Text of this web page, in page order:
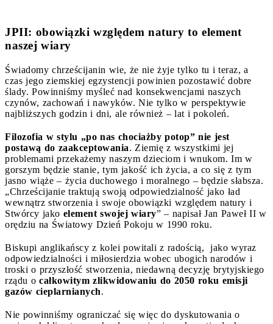
JPII: obowiązki względem natury to element
naszej wiary
Świadomy chrześcijanin wie, że nie żyje tylko tu i teraz, a
czas jego ziemskiej egzystencji powinien pozostawić dobre
ślady. Powinniśmy myśleć nad konsekwencjami naszych
czynów, zachowań i nawyków. Nie tylko w perspektywie
najbliższych godzin i dni, ale również – lat i pokoleń.
Filozofia w stylu „po nas chociażby potop” nie jest
postawą do zaakceptowania. Ziemię z wszystkimi jej
problemami przekażemy naszym dzieciom i wnukom. Im w
gorszym będzie stanie, tym jakość ich życia, a co się z tym
jasno wiąże – życia duchowego i moralnego – będzie słabsza.
„Chrześcijanie traktują swoją odpowiedzialność jako ład
wewnątrz stworzenia i swoje obowiązki względem natury i
Stwórcy jako element swojej wiary” – napisał Jan Paweł II w
orędziu na Światowy Dzień Pokoju w 1990 roku.
Biskupi anglikańscy z kolei powitali z radością, jako wyraz
odpowiedzialności i miłosierdzia wobec ubogich narodów i
troski o przyszłość stworzenia, niedawną decyzję brytyjskiego
rządu o całkowitym zlikwidowaniu do 2050 roku emisji
gazów cieplarnianych.
Nie powinniśmy ograniczać się więc do dyskutowania o